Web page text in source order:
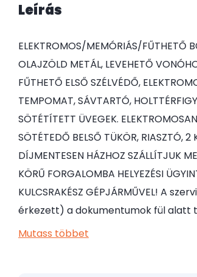
Leírás
ELEKTROMOS/MEMÓRIÁS/FŰTHETŐ
OLAJZÖLD METÁL, LEVEHETŐ
FŰTHETŐ ELSŐ SZÉLVÉDŐ,
TEMPOMAT, SÁVTARTÓ,
SÖTÉTÍTETT ÜVEGEK.
SÖTÉTEDŐ BELSŐ TÜKÖR, RIASZTÓ,
DÍJMENTESEN HÁZHOZ SZÁLLÍTJUK
KÖRŰ FORGALOMBA HELYEZÉSI
KULCSRAKÉSZ GÉPJÁRMŰVEL! A
érkezett) a dokumentumok fül alatt
Mutass többet